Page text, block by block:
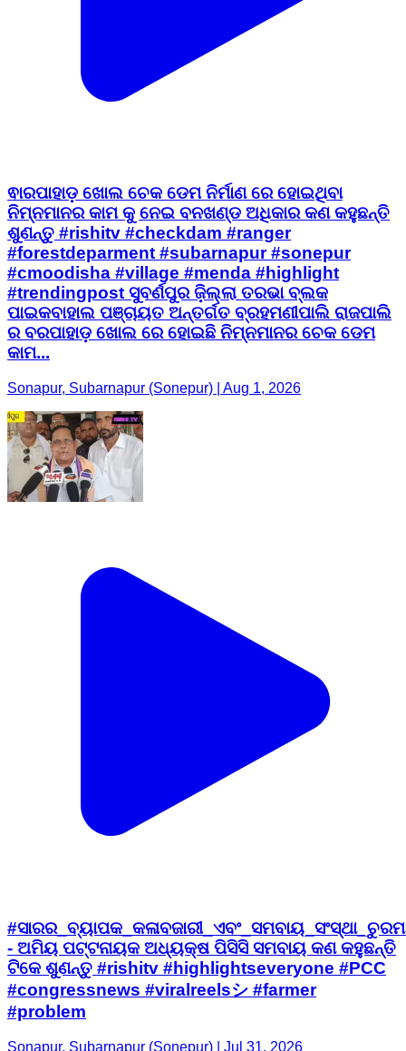
ଵାରପାହାଡ଼ ଖୋଲ ଚେକ ଡେମ ନିର୍ମାଣ ରେ ହୋଇଥିବା
ନିମ୍ନମାନର କାମ କୁ ନେଇ ବନଖଣ୍ଡ ଅଧିକାର କଣ କହୁଛନ୍ତି
ଶୁଣନ୍ତୁ #rishitv #checkdam #ranger
#forestdeparment #subarnapur #sonepur
#cmoodisha #village #menda #highlight
#trendingpost ସୁବର୍ଣପୁର ଜ଼ିଲ୍ଲା ତରଭା ବ୍ଲକ
ପାଇକବାହାଲ ପଞ୍ଚାୟତ ଅନ୍ତର୍ଗତ ବ୍ରହମଣୀପାଲି ରାଜପାଲି
ର ବରପାହାଡ଼ ଖୋଲ ରେ ହୋଇଛି ନିମ୍ନମାନର ଚେକ ଡେମ
କାମ...
Sonapur, Subarnapur (Sonepur) | Aug 1, 2026
- ଅମିୟ ପଟ୍ଟନାୟକ ଅଧ୍ୟକ୍ଷ ପିସିସି ସମବାୟ କଣ କହୁଛନ୍ତି
ଟିକେ ଶୁଣନ୍ତୁ #rishitv #highlightseveryone #PCC
#congressnews #viralreelsシ #farmer
#problem
Sonapur, Subarnapur (Sonepur) | Jul 31, 2026